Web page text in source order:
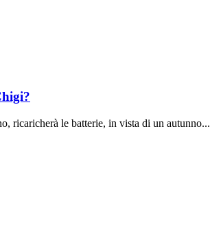
ricaricherà le batterie, in vista di un autunno...